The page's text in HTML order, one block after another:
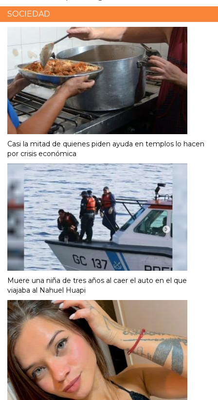
SOCIEDAD
Casi la mitad de quienes piden ayuda en templos lo hacen
por crisis económica
Muere una niña de tres años al caer el auto en el que
viajaba al Nahuel Huapi